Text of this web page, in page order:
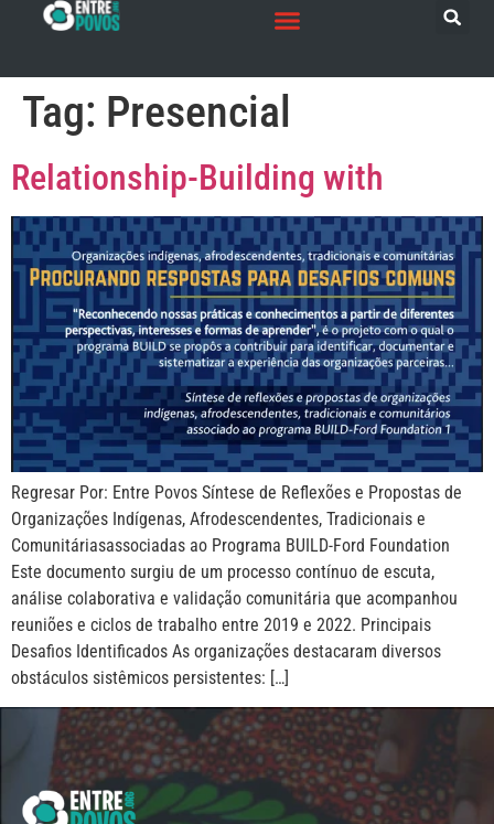
Tag: Presencial
Relationship-Building with
Regresar Por: Entre Povos Síntese de Reflexões e Propostas de
Organizações Indígenas, Afrodescendentes, Tradicionais e
Comunitáriasassociadas ao Programa BUILD-Ford Foundation
Este documento surgiu de um processo contínuo de escuta,
análise colaborativa e validação comunitária que acompanhou
reuniões e ciclos de trabalho entre 2019 e 2022. Principais
Desafios Identificados As organizações destacaram diversos
obstáculos sistêmicos persistentes: […]